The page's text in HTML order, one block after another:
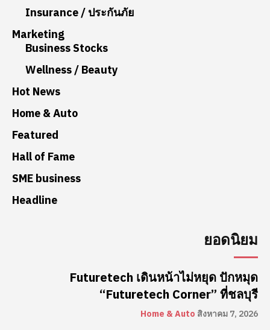
Insurance / ประกันภัย
Marketing
Business Stocks
Wellness / Beauty
Hot News
Home & Auto
Featured
Hall of Fame
SME business
Headline
ยอดนิยม
Futuretech เดินหน้าไม่หยุด ปักหมุด
“Futuretech Corner” ที่ชลบุรี
Home & Auto สิงหาคม 7, 2026